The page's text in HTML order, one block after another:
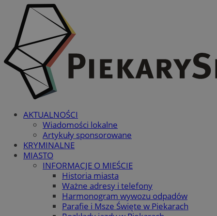
AKTUALNOŚCI
Wiadomości lokalne
Artykuły sponsorowane
KRYMINALNE
MIASTO
INFORMACJE O MIEŚCIE
Historia miasta
Ważne adresy i telefony
Harmonogram wywozu odpadów
Parafie i Msze Święte w Piekarach